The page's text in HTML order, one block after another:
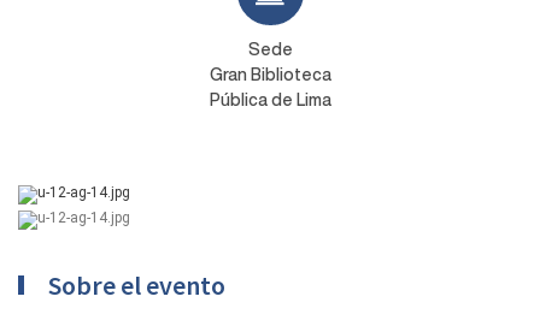
Sede
Gran Biblioteca
Pública de Lima
Sobre el evento